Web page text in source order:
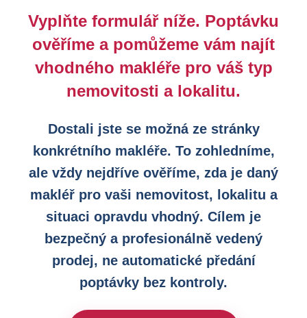
Vyplňte formulář níže. Poptávku
ověříme a pomůžeme vám najít
vhodného makléře pro váš typ
nemovitosti a lokalitu.
Dostali jste se možná ze stránky
konkrétního makléře. To zohledníme,
ale vždy nejdříve ověříme, zda je daný
makléř pro vaši nemovitost, lokalitu a
situaci opravdu vhodný. Cílem je
bezpečný a profesionálně vedený
prodej, ne automatické předání
poptávky bez kontroly.